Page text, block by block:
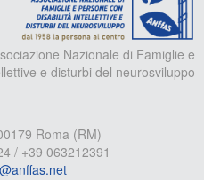
Nazionale di Famiglie e
e disturbi del neurosviluppo
Roma (RM)
/ +39 063212391